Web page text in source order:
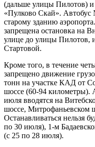
(дальше улицы Пилотов)
«Пулково Скай». Автобус
старому зданию
запрещена остановка на
улице до улицы Пилотов,
Стартовой.
Кроме того, в течение
запрещено движение
тонн на участке КАД от
шоссе (60-94 километры).
июля вводятся на
шоссе, Митрофаньевском
Останавливаться нельзя
по 30 июля), 1-м
(с 25 по 28 июля).